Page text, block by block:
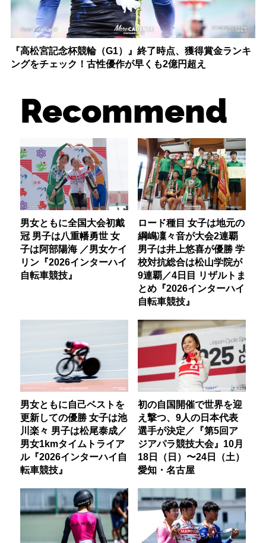
『高松宮記念杯競輪（G1）』終了時点、獲得賞金ランキ
ングをチェック！古性優作が早くも2億円超え
Recommend
男女ともに全国大会初戴
冠 男子は八重幡勇世 女
子は阿部陽海 ／男女ケイ
リン『2026インターハイ
自転車競技』
ロード種目 女子は地元の
綱嶋凜々音が大会2連覇
男子は井上悠喜が優勝 学
校対抗総合は松山学院が
9連覇／4日目 リザルトま
とめ『2026インターハイ
自転車競技』
男女ともに自己ベストを
更新しての優勝 女子は池
川楽々 男子は松尾泰成／
男女1kmタイムトライア
ル『2026インターハイ自
転車競技』
初の自国開催で世界を迎
え撃つ、9人の日本代表
選手が決定／『第5回ア
ジアパラ競技大会』10月
18日（日）〜24日（土）
愛知・名古屋